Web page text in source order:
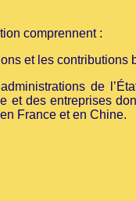
comprennent :
et les contributions
de
et des entreprises
France et en Chine.